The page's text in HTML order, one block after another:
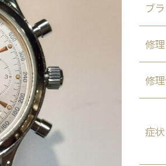
ブ
修
修
症状